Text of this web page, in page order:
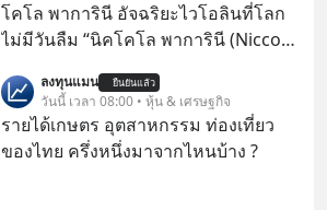
โคโล พาการินี อัจฉริยะไวโอลินที่โลก
ไม่มีวันลืม “นิคโคโล พาการินี (Niccolò
อิตาลีที่มีชื่อเสียงที่สุดในสมัยศตวรรษที่
19 ผู้ทำให้ผู้ชมต้องตกตะลึงด้วยการ
แสดงที่ดูราวกับว่าเป็นไปไม่ได้ ทั้ง
ลงทุนแมน ยืนยันแล้ว
วันนี้ เวลา 08:00 • หุ้น & เศรษฐกิจ
รายได้เกษตร อุตสาหกรรม ท่องเที่ยว
ของไทย ครึ่งหนึ่งมาจากไหนบ้าง ?